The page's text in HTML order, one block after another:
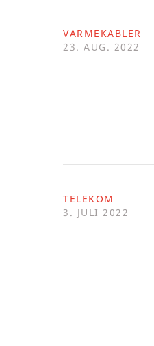
VARMEKABLER
23. AUG. 2022
TELEKOM
3. JULI 2022